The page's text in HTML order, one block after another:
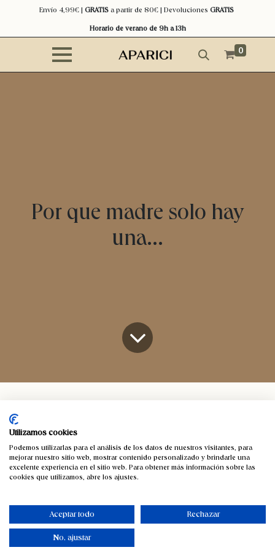
Envío 4,99€ | GRATISa partir de 80€ | Devoluciones GRATIS
Horario de verano de 9h a 13h
0
Por que madre solo hay
una...
quieres, a la que amas, para esa madre que ha hecho de
ti lo que hoy eres, regala una cesta de mimbre, un bolso
de palma, un bolso de rafia o regala un costurero.
día de la Madre.
Siguenos en
Utilizamos cookies
Podemos utilizarlas para el análisis de los datos de nuestros visitantes, para
mejorar nuestro sitio web, mostrar contenido personalizado y brindarle una
excelente experiencia en el sitio web. Para obtener más información sobre las
cookies que utilizamos, abre los ajustes.
Aceptar todo Rechazar
No, ajustar